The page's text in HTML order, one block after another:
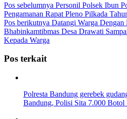
Pos sebelumnya Personil Polsek Ibun
Pengamanan Rapat Pleno Pilkada
Pos berikutnya Datangi Warga Dengan
Bhabinkamtibmas Desa Drawati
Kepada Warga
Pos terkait
Polresta Bandung gerebek
Bandung, Polisi Sita 7.000 Botol